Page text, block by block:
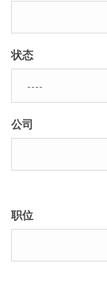
状态
公司
职位